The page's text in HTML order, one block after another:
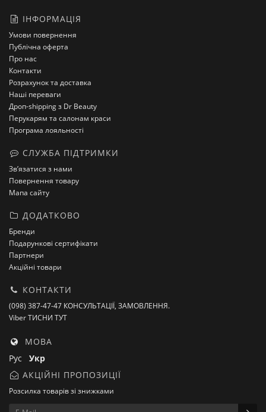
ІНФОРМАЦІЯ
Умови повернення
Публічна оферта
Про нас
Контакти
Розрахунок та доставка
Наші переваги
Дроп-shipping з Dr Beauty
Перукарям та салонам краси
Програма лояльності
СЛУЖБА ПІДТРИМКИ
Зв’язатися з нами
Повернення товару
Мапа сайту
ДОДАТКОВО
Бренди
Подарункові сертифікати
Партнери
Акційні товари
КОНТАКТИ
(098) 387-47-47 КОНСУЛЬТАЦІЇ, ЗАМОВЛЕННЯ.
Viber ТИСНИ ТУТ
МОВА
Рус Укр
АКЦІЙНІ ПРОПОЗИЦІЇ
Розсилка товарів зі знижками